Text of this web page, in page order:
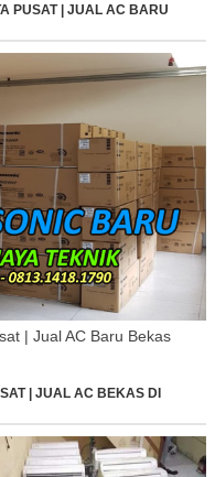
PUSAT | JUAL AC BARU
| Jual AC Baru Bekas
| JUAL AC BEKAS DI